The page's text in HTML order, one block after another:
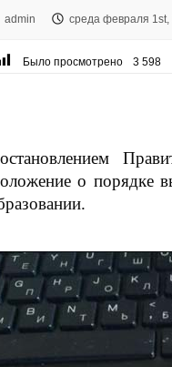
admin среда февраля 1st,
Было просмотрено 3 598
о порядке